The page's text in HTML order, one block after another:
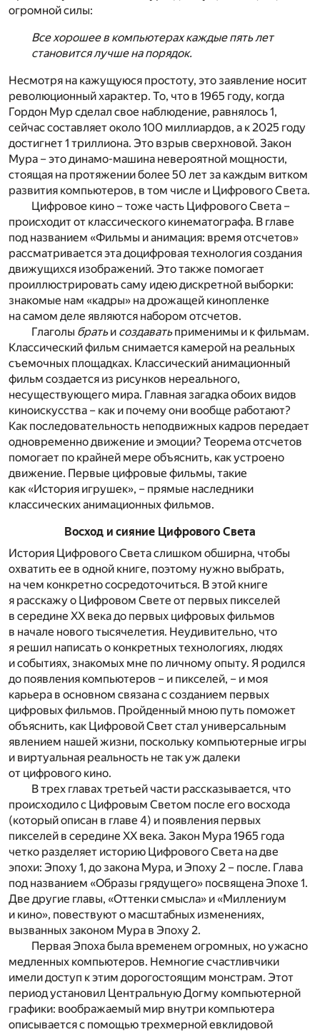
огромной силы:
Все хорошее в компьютерах каждые пять лет
становится лучше на порядок.
Несмотря на кажущуюся простоту, это заявление носит
революционный характер. То, что в 1965 году, когда
Гордон Мур сделал свое наблюдение, равнялось 1,
сейчас составляет около 100 миллиардов, а к 2025 году
достигнет 1 триллиона. Это взрыв сверхновой. Закон
Мура – это динамо-машина невероятной мощности,
стоящая на протяжении более 50 лет за каждым витком
развития компьютеров, в том числе и Цифрового Света.
Цифровое кино – тоже часть Цифрового Света –
происходит от классического кинематографа. В главе
под названием «Фильмы и анимация: время отсчетов»
рассматривается эта доцифровая технология создания
движущихся изображений. Это также помогает
проиллюстрировать саму идею дискретной выборки:
знакомые нам «кадры» на дрожащей кинопленке
на самом деле являются набором отсчетов.
Глаголы братьи создаватьприменимы и к фильмам.
Классический фильм снимается камерой на реальных
съемочных площадках. Классический анимационный
фильм создается из рисунков нереального,
несуществующего мира. Главная загадка обоих видов
киноискусства – как и почему они вообще работают?
Как последовательность неподвижных кадров передает
одновременно движение и эмоции? Теорема отсчетов
помогает по крайней мере объяснить, как устроено
движение. Первые цифровые фильмы, такие
как «История игрушек», – прямые наследники
классических анимационных фильмов.
Восход и сияние Цифрового Света
История Цифрового Света слишком обширна, чтобы
охватить ее в одной книге, поэтому нужно выбрать,
на чем конкретно сосредоточиться. В этой книге
я расскажу о Цифровом Свете от первых пикселей
в середине ХХ века до первых цифровых фильмов
в начале нового тысячелетия. Неудивительно, что
я решил написать о конкретных технологиях, людях
и событиях, знакомых мне по личному опыту. Я родился
до появления компьютеров – и пикселей, – и моя
карьера в основном связана с созданием первых
цифровых фильмов. Пройденный мною путь поможет
объяснить, как Цифровой Свет стал универсальным
явлением нашей жизни, поскольку компьютерные игры
и виртуальная реальность не так уж далеки
от цифрового кино.
В трех главах третьей части рассказывается, что
происходило с Цифровым Светом после его восхода
(который описан в главе 4) и появления первых
пикселей в середине ХХ века. Закон Мура 1965 года
четко разделяет историю Цифрового Света на две
эпохи: Эпоху 1, до закона Мура, и Эпоху 2 – после. Глава
под названием «Образы грядущего» посвящена Эпохе 1.
Две другие главы, «Оттенки смысла» и «Миллениум
и кино», повествуют о масштабных изменениях,
вызванных законом Мура в Эпоху 2.
Первая Эпоха была временем огромных, но ужасно
медленных компьютеров. Немногие счастливчики
имели доступ к этим дорогостоящим монстрам. Этот
период установил Центральную Догму компьютерной
графики: воображаемый мир внутри компьютера
описывается с помощью трехмерной евклидовой